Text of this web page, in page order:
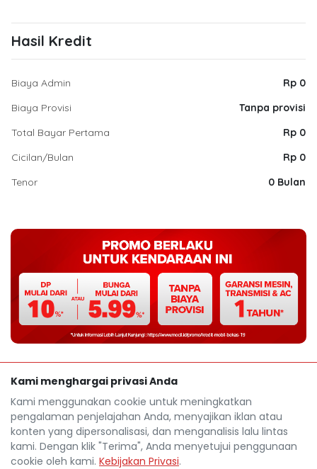
Hasil Kredit
Biaya Admin
Rp 0
Biaya Provisi
Tanpa provisi
Total Bayar Pertama
Rp 0
Cicilan/Bulan
Rp 0
Tenor
0 Bulan
Kami menghargai privasi Anda
Kami menggunakan cookie untuk meningkatkan
pengalaman penjelajahan Anda, menyajikan iklan atau
konten yang dipersonalisasi, dan menganalisis lalu lintas
kami. Dengan klik "Terima", Anda menyetujui penggunaan
cookie oleh kami. Kebijakan Privasi.